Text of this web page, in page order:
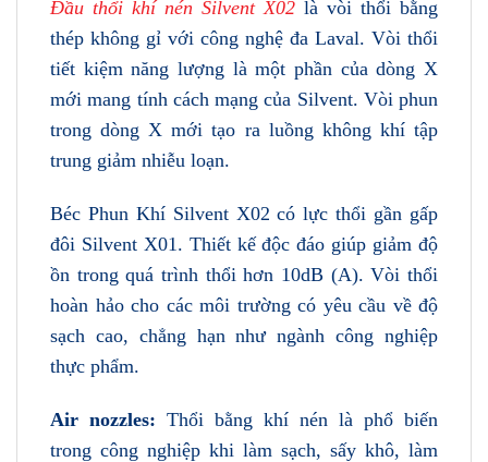
Đầu thổi khí nén Silvent X02 là vòi thổi bằng
thép không gỉ với công nghệ đa Laval. Vòi thổi
tiết kiệm năng lượng là một phần của dòng X
mới mang tính cách mạng của Silvent. Vòi phun
trong dòng X mới tạo ra luồng không khí tập
trung giảm nhiễu loạn.
Béc Phun Khí Silvent X02 có lực thổi gần gấp
đôi Silvent X01. Thiết kế độc đáo giúp giảm độ
ồn trong quá trình thổi hơn 10dB (A). Vòi thổi
hoàn hảo cho các môi trường có yêu cầu về độ
sạch cao, chẳng hạn như ngành công nghiệp
thực phẩm.
Air nozzles: Thổi bằng khí nén là phổ biến
trong công nghiệp khi làm sạch, sấy khô, làm